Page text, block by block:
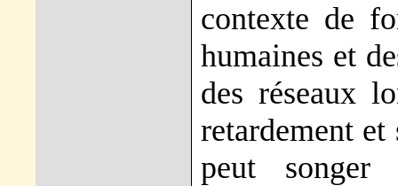
contexte de
humaines et
des réseaux
retardement
peut songer